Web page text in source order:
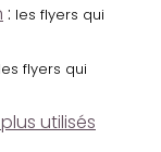
: les flyers qui
les flyers qui
utilisés